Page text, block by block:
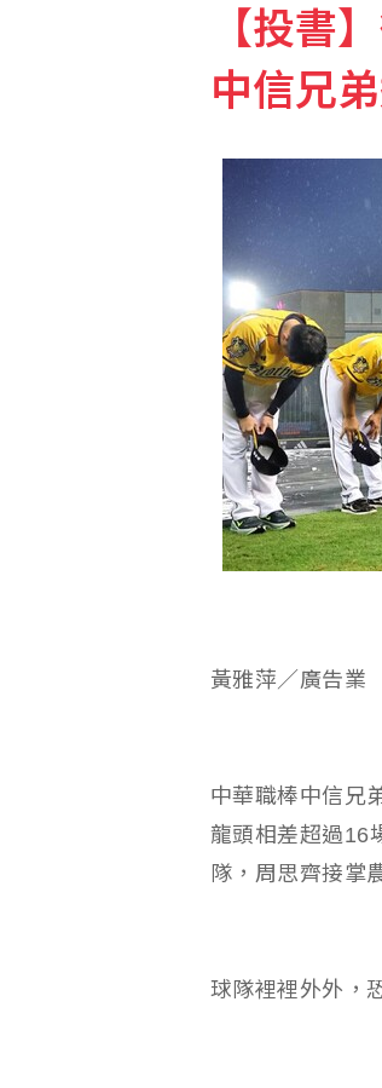
韓團
林佳
【投書
中信兄
黃雅萍／廣告業
中華職棒中信兄
龍頭相差超過16
隊，周思齊接掌
球隊裡裡外外，